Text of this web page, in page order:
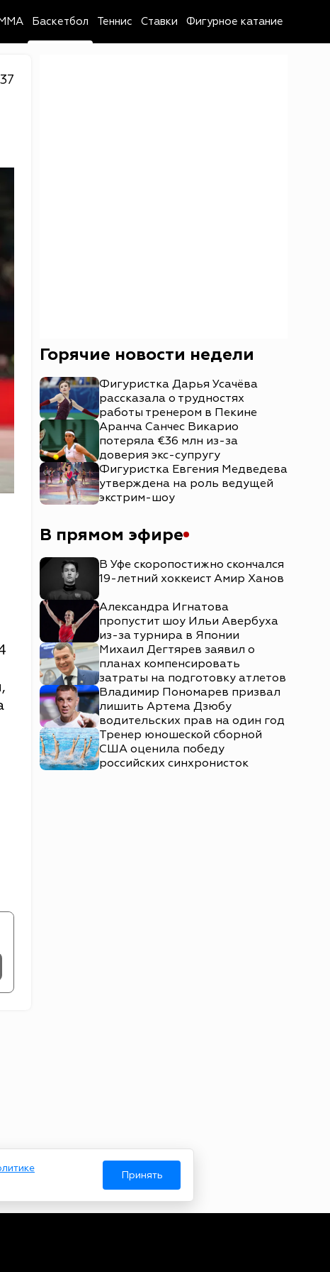
Принять
Баскетбол Теннис Ставки Фигурное катание
Горячие новости недели
Фигуристка Дарья Усачёва
рассказала о трудностях
работы тренером в Пекине
Аранча Санчес Викарио
потеряла €36 млн из-за
доверия экс-супругу
Фигуристка Евгения Медведева
утверждена на роль ведущей
экстрим-шоу
В прямом эфире
В Уфе скоропостижно скончался
19-летний хоккеист Амир Ханов
Александра Игнатова
пропустит шоу Ильи Авербуха
из-за турнира в Японии
Михаил Дегтярев заявил о
планах компенсировать
затраты на подготовку атлетов
Владимир Пономарев призвал
лишить Артема Дзюбу
водительских прав на один год
Тренер юношеской сборной
США оценила победу
российских синхронисток